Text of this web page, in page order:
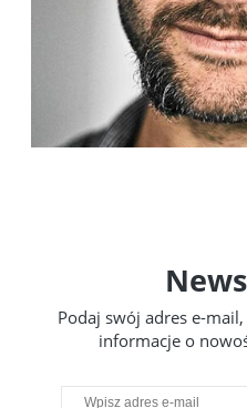
Podaj swój adres e-
informacje o